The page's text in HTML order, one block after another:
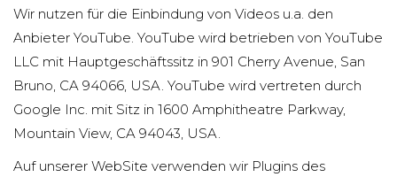
Wir nutzen für die Einbindung von Videos u.a. den
Anbieter YouTube. YouTube wird betrieben von YouTube
LLC mit Hauptgeschäftssitz in 901 Cherry Avenue, San
Bruno, CA 94066, USA. YouTube wird vertreten durch
Google Inc. mit Sitz in 1600 Amphitheatre Parkway,
Mountain View, CA 94043, USA.
Auf unserer WebSite verwenden wir Plugins des